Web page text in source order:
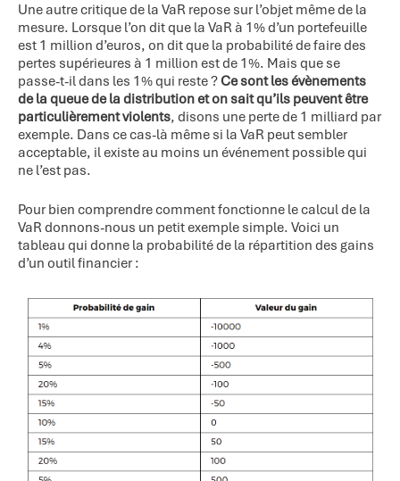
Une autre critique de la VaR repose sur l’objet même de la
mesure. Lorsque l’on dit que la VaR à 1% d’un portefeuille
est 1 million d’euros, on dit que la probabilité de faire des
pertes supérieures à 1 million est de 1%. Mais que se
passe-t-il dans les 1% qui reste ?Ce sont les évènements
de la queue de la distribution et on sait qu’ils peuvent être
particulièrement violents, disons une perte de 1 milliard par
exemple. Dans ce cas-là même si la VaR peut sembler
acceptable, il existe au moins un événement possible qui
ne l’est pas.
Pour bien comprendre comment fonctionne le calcul de la
VaR donnons-nous un petit exemple simple. Voici un
tableau qui donne la probabilité de la répartition des gains
d’un outil financier :